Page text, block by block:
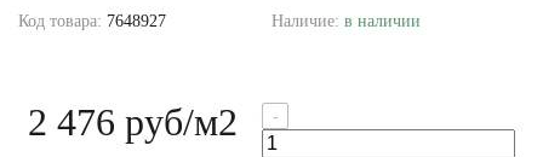
Код товара: 7648927 Наличие: в наличии
2 476 руб/м2 -